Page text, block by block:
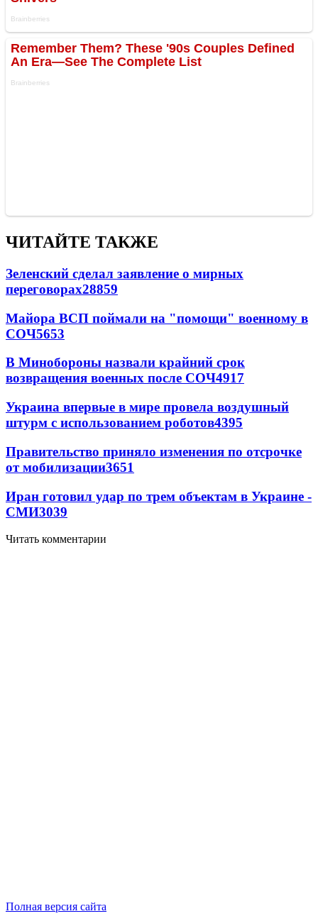
ЧИТАЙТЕ ТАКЖЕ
Зеленский сделал заявление о мирных
переговорах28859
Майора ВСП поймали на "помощи" военному в
СОЧ5653
В Минобороны назвали крайний срок
возвращения военных после СОЧ4917
Украина впервые в мире провела воздушный
штурм с использованием роботов4395
Правительство приняло изменения по отсрочке
от мобилизации3651
Иран готовил удар по трем объектам в Украине -
СМИ3039
Читать комментарии
Полная версия сайта